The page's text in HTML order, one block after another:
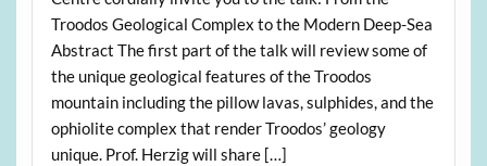
Troodos Geological Complex to the Modern Deep-Sea
Abstract The first part of the talk will review some of
the unique geological features of the Troodos
mountain including the pillow lavas, sulphides, and the
ophiolite complex that render Troodos’ geology
unique. Prof. Herzig will share […]